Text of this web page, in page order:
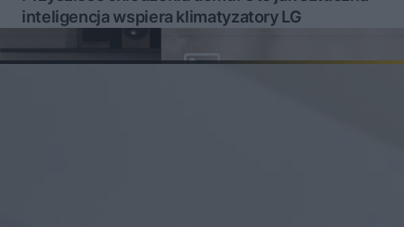
inteligencja wspiera klimatyzatory LG